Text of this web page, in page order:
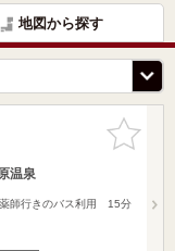
地図から探す
お気に入
りに追加
温泉
師行きのバス利用 15分